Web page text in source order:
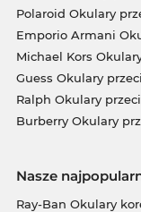
Polaroid Okulary
Emporio Armani
Michael Kors
Guess Okulary
Ralph Okulary
Burberry Okulary
Nasze
Ray-Ban Okulary